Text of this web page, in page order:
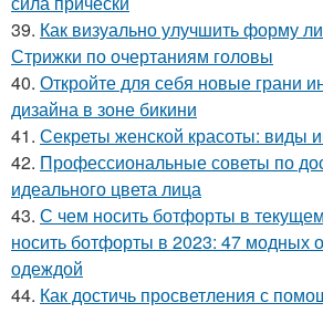
39. Как визуально улучшить форму
Стрижки по очертаниям головы
40. Откройте для себя новые грани
дизайна в зоне бикини
41. Секреты женской красоты: виды
42. Профессиональные советы по
идеального цвета лица
43. С чем носить ботфорты в
носить ботфорты в 2023: 47 модных
одеждой
44. Как достичь просветления с